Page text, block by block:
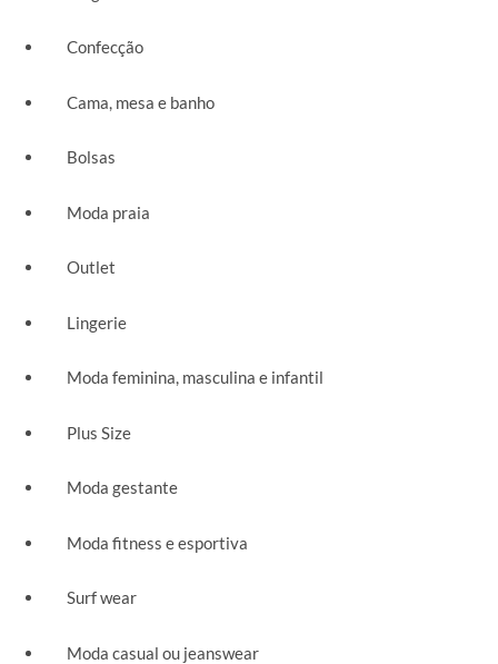
Confecção
Cama, mesa e banho
Bolsas
Moda praia
Outlet
Lingerie
Moda feminina, masculina e infantil
Plus Size
Moda gestante
Moda fitness e esportiva
Surf wear
Moda casual ou jeanswear